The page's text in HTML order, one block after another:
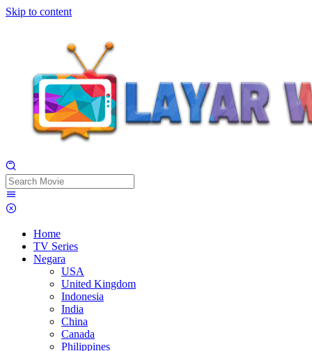
Skip to content
Home
TV Series
Negara
USA
United Kingdom
Indonesia
India
China
Canada
Philippines